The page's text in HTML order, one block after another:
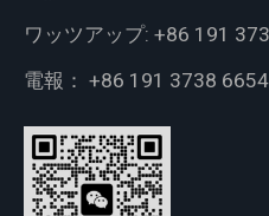
ワッツアップ: +86 191
電報： +86 191 3738 6654